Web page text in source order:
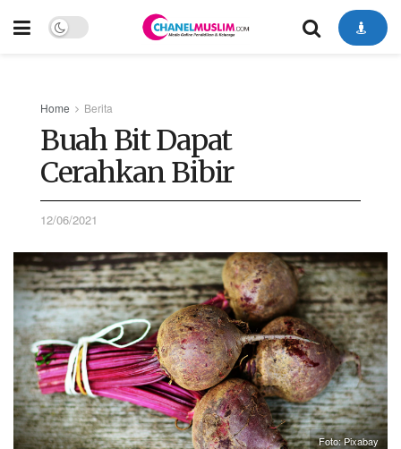
Home Berita
Buah Bit Dapat
Cerahkan Bibir
12/06/2021
Foto: Pixabay